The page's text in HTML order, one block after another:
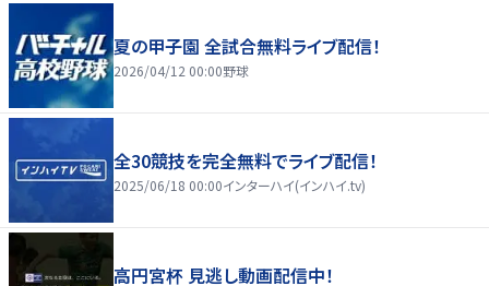
夏の甲子園 全試合無料ライブ配信！
2026/04/12 00:00野球
全30競技を完全無料でライブ配信！
2025/06/18 00:00インターハイ(インハイ.tv)
高円宮杯 見逃し動画配信中！